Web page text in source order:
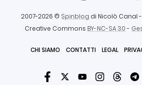
2007-2026 © Spinblog di Nicolò Canal
Creative Commons BY-NC-SA 3.0-
CHI SIAMO CONTATTI LEGAL